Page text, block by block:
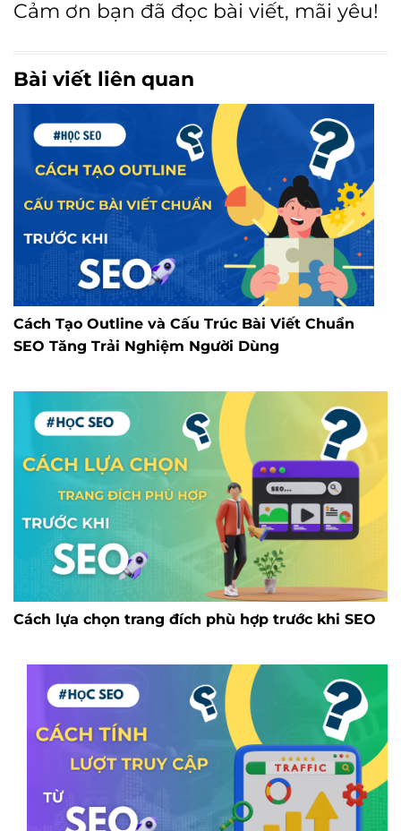
Cảm ơn bạn đã đọc bài viết, mãi yêu!
Bài viết liên quan
Cách Tạo Outline và Cấu Trúc Bài Viết Chuẩn
SEO Tăng Trải Nghiệm Người Dùng
Cách lựa chọn trang đích phù hợp trước khi SEO